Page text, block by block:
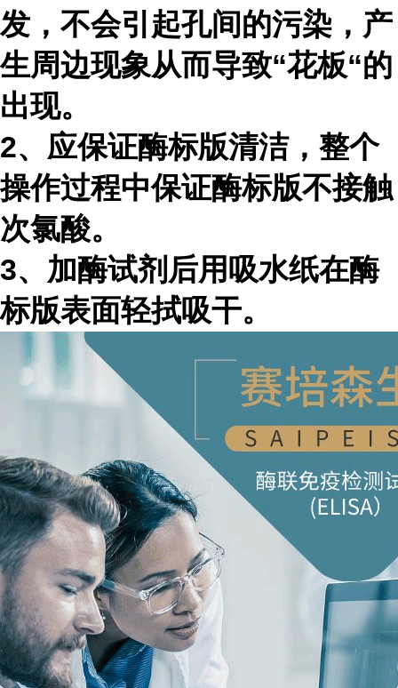
发，不会引起孔间的污染，产
生周边现象从而导致“花板“的
出现。
2、应保证酶标版清洁，整个
操作过程中保证酶标版不接触
次氯酸。
3、加酶试剂后用吸水纸在酶
标版表面轻拭吸干。